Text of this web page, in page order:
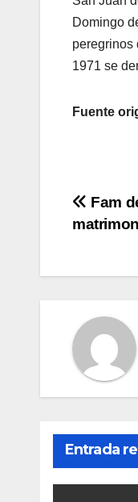
Domingo
peregrinos
1971 se
Fuente
Fam
Entrada